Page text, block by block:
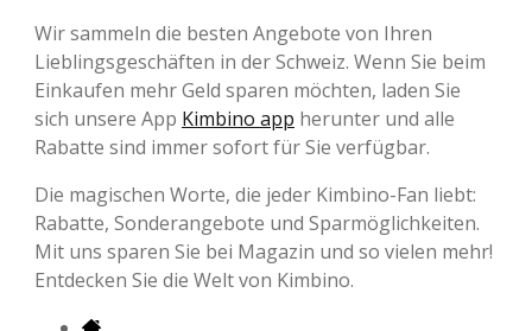
Wir sammeln die besten Angebote von Ihren
Lieblingsgeschäften in der Schweiz. Wenn Sie beim
Einkaufen mehr Geld sparen möchten, laden Sie
sich unsere App Kimbino app herunter und alle
Rabatte sind immer sofort für Sie verfügbar.
Die magischen Worte, die jeder Kimbino-Fan liebt:
Rabatte, Sonderangebote und Sparmöglichkeiten.
Mit uns sparen Sie bei Magazin und so vielen mehr!
Entdecken Sie die Welt von Kimbino.